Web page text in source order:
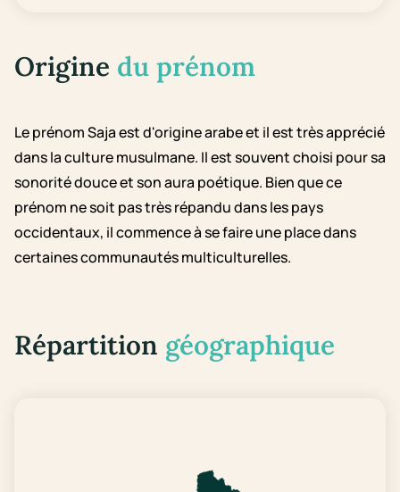
Origine du prénom
Le prénom Saja est d'origine arabe et il est très apprécié
dans la culture musulmane. Il est souvent choisi pour sa
sonorité douce et son aura poétique. Bien que ce
prénom ne soit pas très répandu dans les pays
occidentaux, il commence à se faire une place dans
certaines communautés multiculturelles.
Répartition géographique